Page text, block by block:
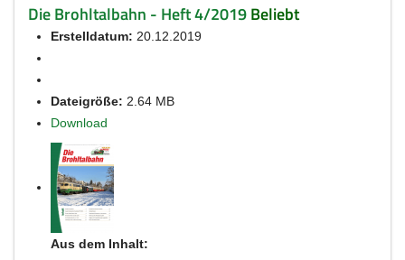
Die Brohltalbahn - Heft 4/2019Beliebt
Erstelldatum: 20.12.2019
Dateigröße: 2.64 MB
Download
Aus dem Inhalt: